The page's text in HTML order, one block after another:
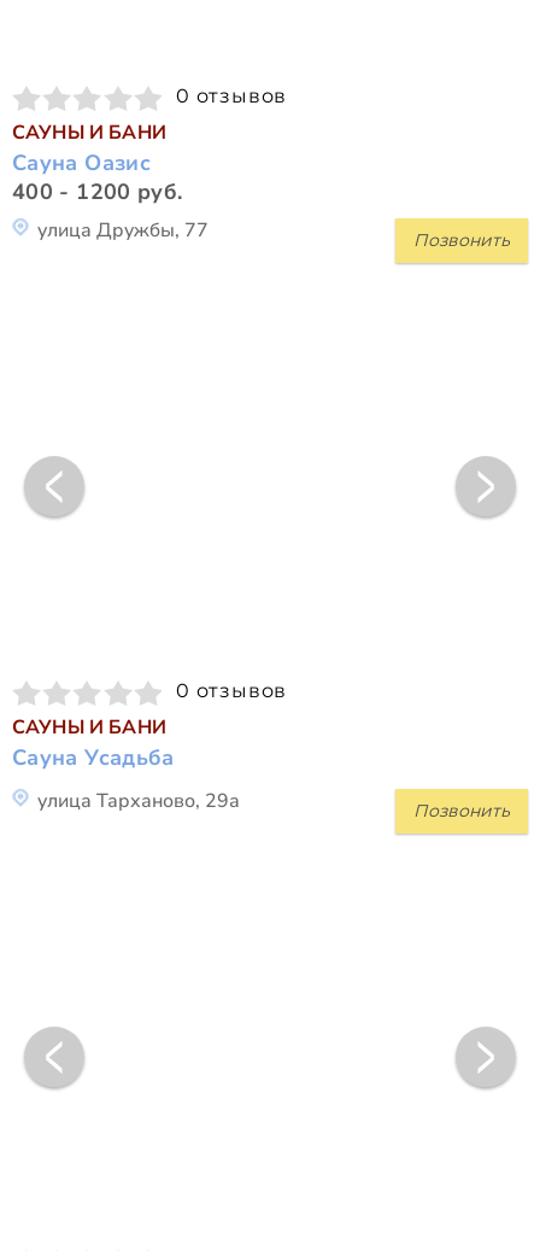
0 отзывов
САУНЫ И БАНИ
Сауна Оазис
400 - 1200 руб.
Позвонить
улица Дружбы, 77
0 отзывов
САУНЫ И БАНИ
Сауна Усадьба
Позвонить
улица Тарханово, 29а